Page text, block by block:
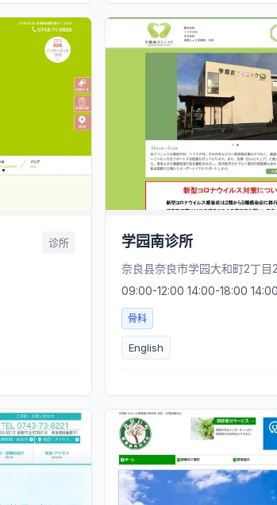
诊所 学园南诊所
奈良县奈良市学园大和町2丁目
09:00-12:00 14:00-18:00
骨科
English